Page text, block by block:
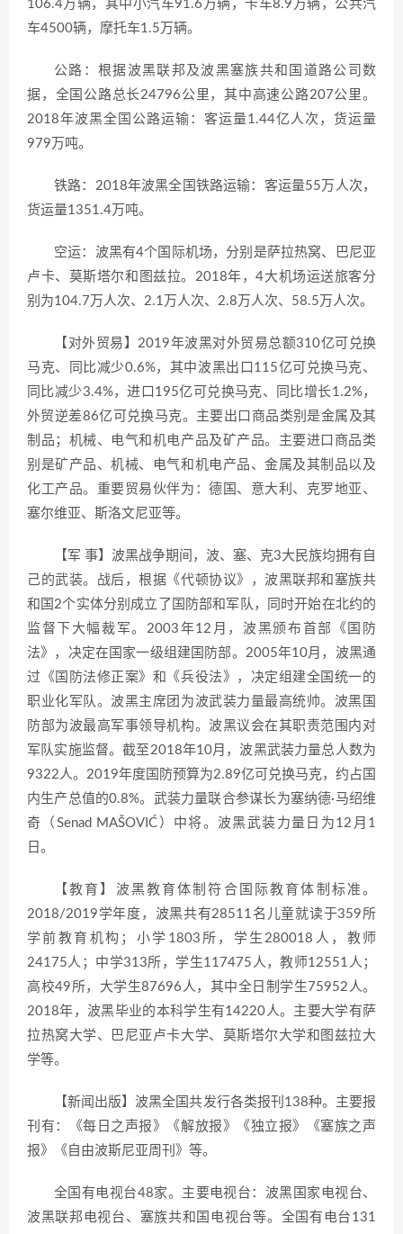
106.4万辆，其中小汽车91.6万辆，卡车8.9万辆，公共汽
车4500辆，摩托车1.5万辆。
公路：根据波黑联邦及波黑塞族共和国道路公司数
据，全国公路总长24796公里，其中高速公路207公里。
2018年波黑全国公路运输：客运量1.44亿人次，货运量
979万吨。
铁路：2018年波黑全国铁路运输：客运量55万人次，
货运量1351.4万吨。
空运：波黑有4个国际机场，分别是萨拉热窝、巴尼亚
卢卡、莫斯塔尔和图兹拉。2018年，4大机场运送旅客分
别为104.7万人次、2.1万人次、2.8万人次、58.5万人次。
【对外贸易】2019年波黑对外贸易总额310亿可兑换
马克、同比减少0.6%，其中波黑出口115亿可兑换马克、
同比减少3.4%，进口195亿可兑换马克、同比增长1.2%，
外贸逆差86亿可兑换马克。主要出口商品类别是金属及其
制品；机械、电气和机电产品及矿产品。主要进口商品类
别是矿产品、机械、电气和机电产品、金属及其制品以及
化工产品。重要贸易伙伴为：德国、意大利、克罗地亚、
塞尔维亚、斯洛文尼亚等。
【军 事】波黑战争期间，波、塞、克3大民族均拥有自
己的武装。战后，根据《代顿协议》，波黑联邦和塞族共
和国2个实体分别成立了国防部和军队，同时开始在北约的
监督下大幅裁军。2003年12月，波黑颁布首部《国防
法》，决定在国家一级组建国防部。2005年10月，波黑通
过《国防法修正案》和《兵役法》，决定组建全国统一的
职业化军队。波黑主席团为波武装力量最高统帅。波黑国
防部为波最高军事领导机构。波黑议会在其职责范围内对
军队实施监督。截至2018年10月，波黑武装力量总人数为
9322人。2019年度国防预算为2.89亿可兑换马克，约占国
内生产总值的0.8%。武装力量联合参谋长为塞纳德·马绍维
奇（Senad MAŠOVIĆ）中将。波黑武装力量日为12月1
日。
【教育】波黑教育体制符合国际教育体制标准。
2018/2019学年度，波黑共有28511名儿童就读于359所
学前教育机构；小学1803所，学生280018人，教师
24175人；中学313所，学生117475人，教师12551人；
高校49所，大学生87696人，其中全日制学生75952人。
2018年，波黑毕业的本科学生有14220人。主要大学有萨
拉热窝大学、巴尼亚卢卡大学、莫斯塔尔大学和图兹拉大
学等。
【新闻出版】波黑全国共发行各类报刊138种。主要报
刊有：《每日之声报》《解放报》《独立报》《塞族之声
报》《自由波斯尼亚周刊》等。
全国有电视台48家。主要电视台：波黑国家电视台、
波黑联邦电视台、塞族共和国电视台等。全国有电台131